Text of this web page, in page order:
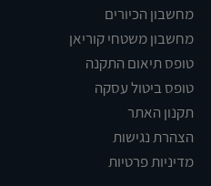
מחשבון הכיורים
מחשבון משטחי קוריאן
טופס תיאום התקנה
טופס ביטול עסקה
תקנון האתר
הצהרת נגישות
מדיניות פרטיות